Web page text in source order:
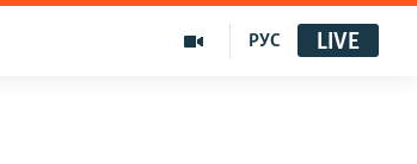
РУС LIVE